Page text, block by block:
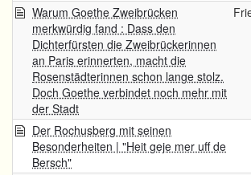
Warum Goethe Zweibrücken
merkwürdig fand : Dass den
Dichterfürsten die Zweibrückerinnen
an Paris erinnerten, macht die
Rosenstädterinnen schon lange stolz.
Doch Goethe verbindet noch mehr mit
der Stadt
Der Rochusberg mit seinen
Besonderheiten | "Heit geje mer uff de
Bersch"